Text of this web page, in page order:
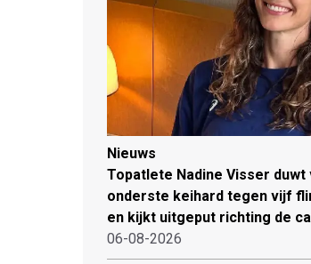
Nieuws
Topatlete Nadine Visser duwt
onderste keihard tegen vijf
en kijkt uitgeput richting de
06-08-2026